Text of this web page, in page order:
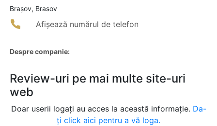
Braşov, Brasov
Afișează numărul de telefon
Despre companie:
Review-uri pe mai multe site-uri
web
Doar userii logați au acces la această informație. Da-
ți click aici pentru a vă loga.